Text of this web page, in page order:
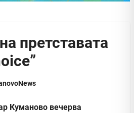
претставата
Куманово вечерва